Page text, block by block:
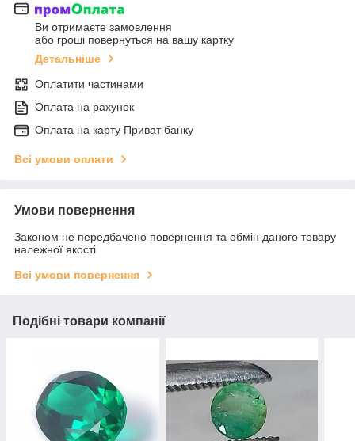
Ви отримаєте замовлення
або гроші повернуться на вашу картку
Детальніше
Оплатити частинами
Оплата на рахунок
Оплата на карту Приват банку
Всі умови оплати
Умови повернення
Законом не передбачено повернення та обмін даного товару
належної якості
Всі умови повернення
Подібні товари компанії